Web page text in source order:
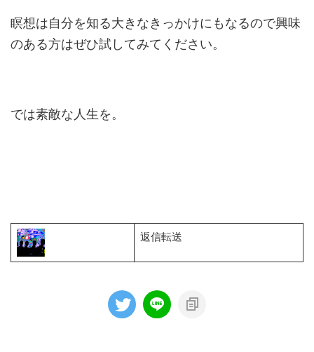
瞑想は自分を知る大きなきっかけにもなるので興味
のある方はぜひ試してみてください。
では素敵な人生を。
返信転送